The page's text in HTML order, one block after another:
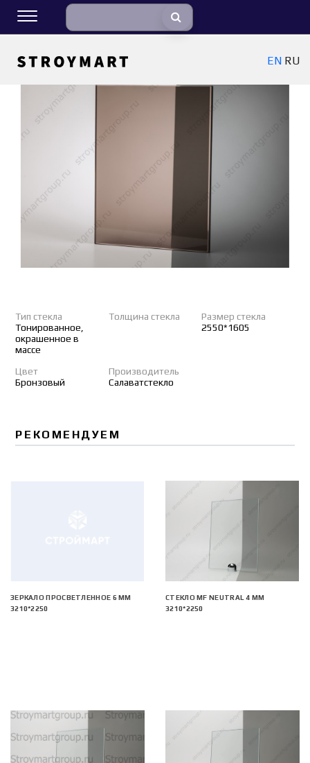
EN RU
Тип стекла
Тонированное,
окрашенное в
массе
Толщина стекла
Размер стекла
2550*1605
Цвет
Бронзовый
Производитель
Салаватстекло
РЕКОМЕНДУЕМ
ЗЕРКАЛО ПРОСВЕТЛЕННОЕ 6 ММ
3210*2250
СТЕКЛО MF NEUTRAL 4 ММ
3210*2250